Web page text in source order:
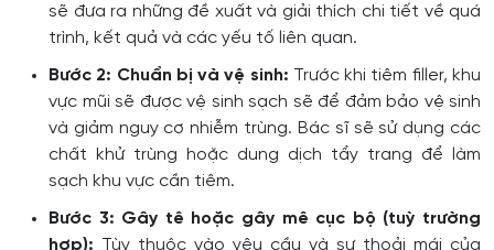
sẽ đưa ra những đề xuất và giải thích chi tiết về quá
trình, kết quả và các yếu tố liên quan.
Bước 2: Chuẩn bị và vệ sinh: Trước khi tiêm filler, khu
vực mũi sẽ được vệ sinh sạch sẽ để đảm bảo vệ sinh
và giảm nguy cơ nhiễm trùng. Bác sĩ sẽ sử dụng các
chất khử trùng hoặc dung dịch tẩy trang để làm
sạch khu vực cần tiêm.
Bước 3: Gây tê hoặc gây mê cục bộ (tuỳ trường
hợp): Tùy thuộc vào yêu cầu và sự thoải mái của